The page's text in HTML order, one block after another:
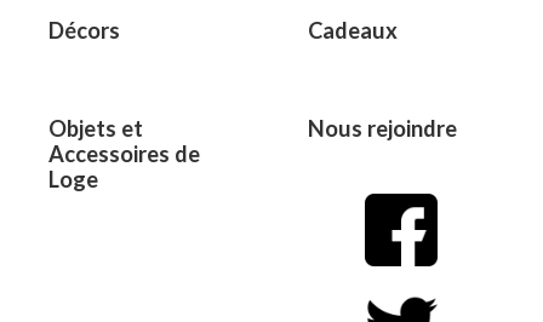
Décors Cadeaux
Objets et
Accessoires de
Loge
Nous rejoindre